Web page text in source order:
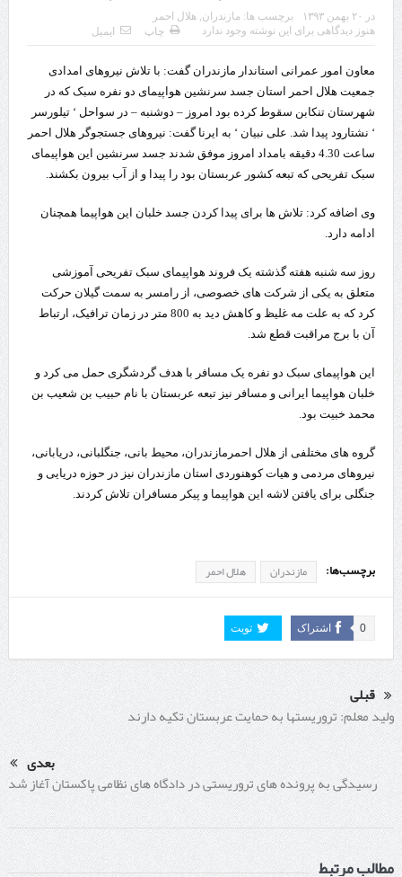
چابهار، جایی که دریا به زندگی سلام می‌کند
گزارش ویژه؛
طرز تهیه خورش خلال کرمانشاهی +نکات و فوت وفن‌ها
قدردانی وزیر میراث فرهنگی، گردشگری و صنایع دستی از استاندار اردبیل
استاندار اردبیل در دیدار دبیر شورای‌عالی مناطق آزاد و ویژه اقتصادی:
شود
در دیدار استاندار اردبیل و مدیرعامل بانک سینا محقق شد؛
تخصیص ۳۰۰میلیارد تومان برای تکمیل بزرگراه اردبیل-سرچم
کشف ۱۱ قبضه سلاح کلت کمری توسط مرزبانان هنگ مرزی ارومیه
رئیس سازمان راهداری:
مرز چیلات دهلران می‌تواند مکمل مرز بین‌المللی مهران شود
در ۲۰ بهمن ۱۳۹۳ برچسب ها: مازندران, هلال احمر
هنوز دیدگاهی برای این نوشته وجود ندارد
چاپ ایمیل
معاون امور عمرانی استاندار مازندران گفت: با تلاش نیروهای امدادی
جمعیت هلال احمر استان جسد سرنشین هواپیمای دو نفره سبک که در
شهرستان تنکابن سقوط کرده بود امروز – دوشنبه – در سواحل ‘ تیلورسر
‘ نشتارود پیدا شد. علی نبیان ‘ به ایرنا گفت: نیروهای جستجوگر هلال احمر
ساعت 4.30 دقیقه بامداد امروز موفق شدند جسد سرنشین این هواپیمای
سبک تفریحی که تبعه کشور عربستان بود را پیدا و از آب بیرون بکشند.
وی اضافه کرد: تلاش ها برای پیدا کردن جسد خلبان این هواپیما همچنان
ادامه دارد.
روز سه شنبه هفته گذشته یک فروند هواپیمای سبک تفریحی آموزشی
متعلق به یکی از شرکت های خصوصی، از رامسر به سمت گیلان حرکت
کرد که به علت مه غلیظ و کاهش دید به 800 متر در زمان ترافیک، ارتباط
آن با برج مراقبت قطع شد.
این هواپیمای سبک دو نفره یک مسافر با هدف گردشگری حمل می کرد و
خلبان هواپیما ایرانی و مسافر نیز تبعه عربستان با نام حبیب بن شعیب بن
محمد خبیت بود.
گروه های مختلفی از هلال احمرمازندران، محیط بانی، جنگلبانی، دریابانی،
نیروهای مردمی و هیات کوهنوردی استان مازندران نیز در حوزه دریایی و
جنگلی برای یافتن لاشه این هواپیما و پیکر مسافران تلاش کردند.
برچسب‌ها: مازندران هلال احمر
اشتراک 0 تویت
قبلی
ولید معلم: تروریستها به حمایت عربستان تکیه دارند
بعدی
رسیدگی به پرونده های تروریستی در دادگاه های نظامی پاکستان آغاز شد
مطالب مرتبط